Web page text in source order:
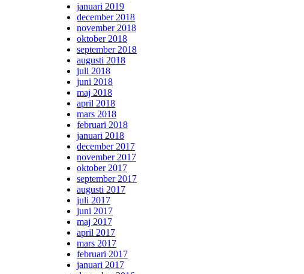
januari 2019
december 2018
november 2018
oktober 2018
september 2018
augusti 2018
juli 2018
juni 2018
maj 2018
april 2018
mars 2018
februari 2018
januari 2018
december 2017
november 2017
oktober 2017
september 2017
augusti 2017
juli 2017
juni 2017
maj 2017
april 2017
mars 2017
februari 2017
januari 2017